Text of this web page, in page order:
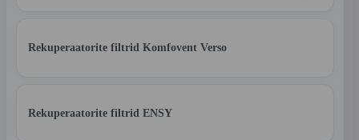
Rekuperaatorite filtrid Komfovent Verso
Rekuperaatorite filtrid ENSY